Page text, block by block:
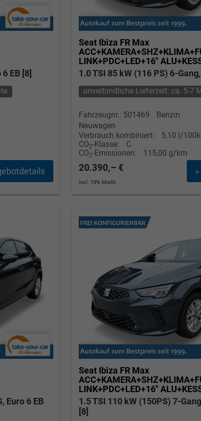
EB [8]
Seat Ibiza FR Max
LINK+PDC+LED+16"
1.0 TSI 85 kW (116 PS) 6-
unverbindliche Lieferzeit: ca. 5-7
Fahrzeugnr.: 501469
Benzin
Neuwagen
Verbrauch kombiniert:
5,10 l/
CO2-Klasse:
C
CO2-Emissionen: 115,00 g/km
20.390,– €
incl. 19% MwSt.
Euro 6 EB
Seat Ibiza FR Max
LINK+PDC+LED+16"
1.5 TSI 110 kW (150PS) 7-
[8]